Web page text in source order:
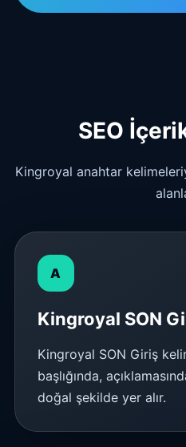
SEO
Kingroyal anahtar
A
Kingroyal SON
Kingroyal SON Giriş
başlığında,
doğal şekilde yer alır.